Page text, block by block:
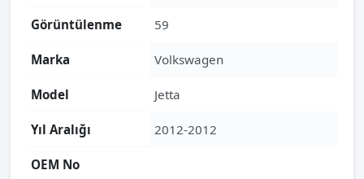
Görüntülenme 59
Marka Volkswagen
Model Jetta
Yıl Aralığı 2012-2012
OEM No